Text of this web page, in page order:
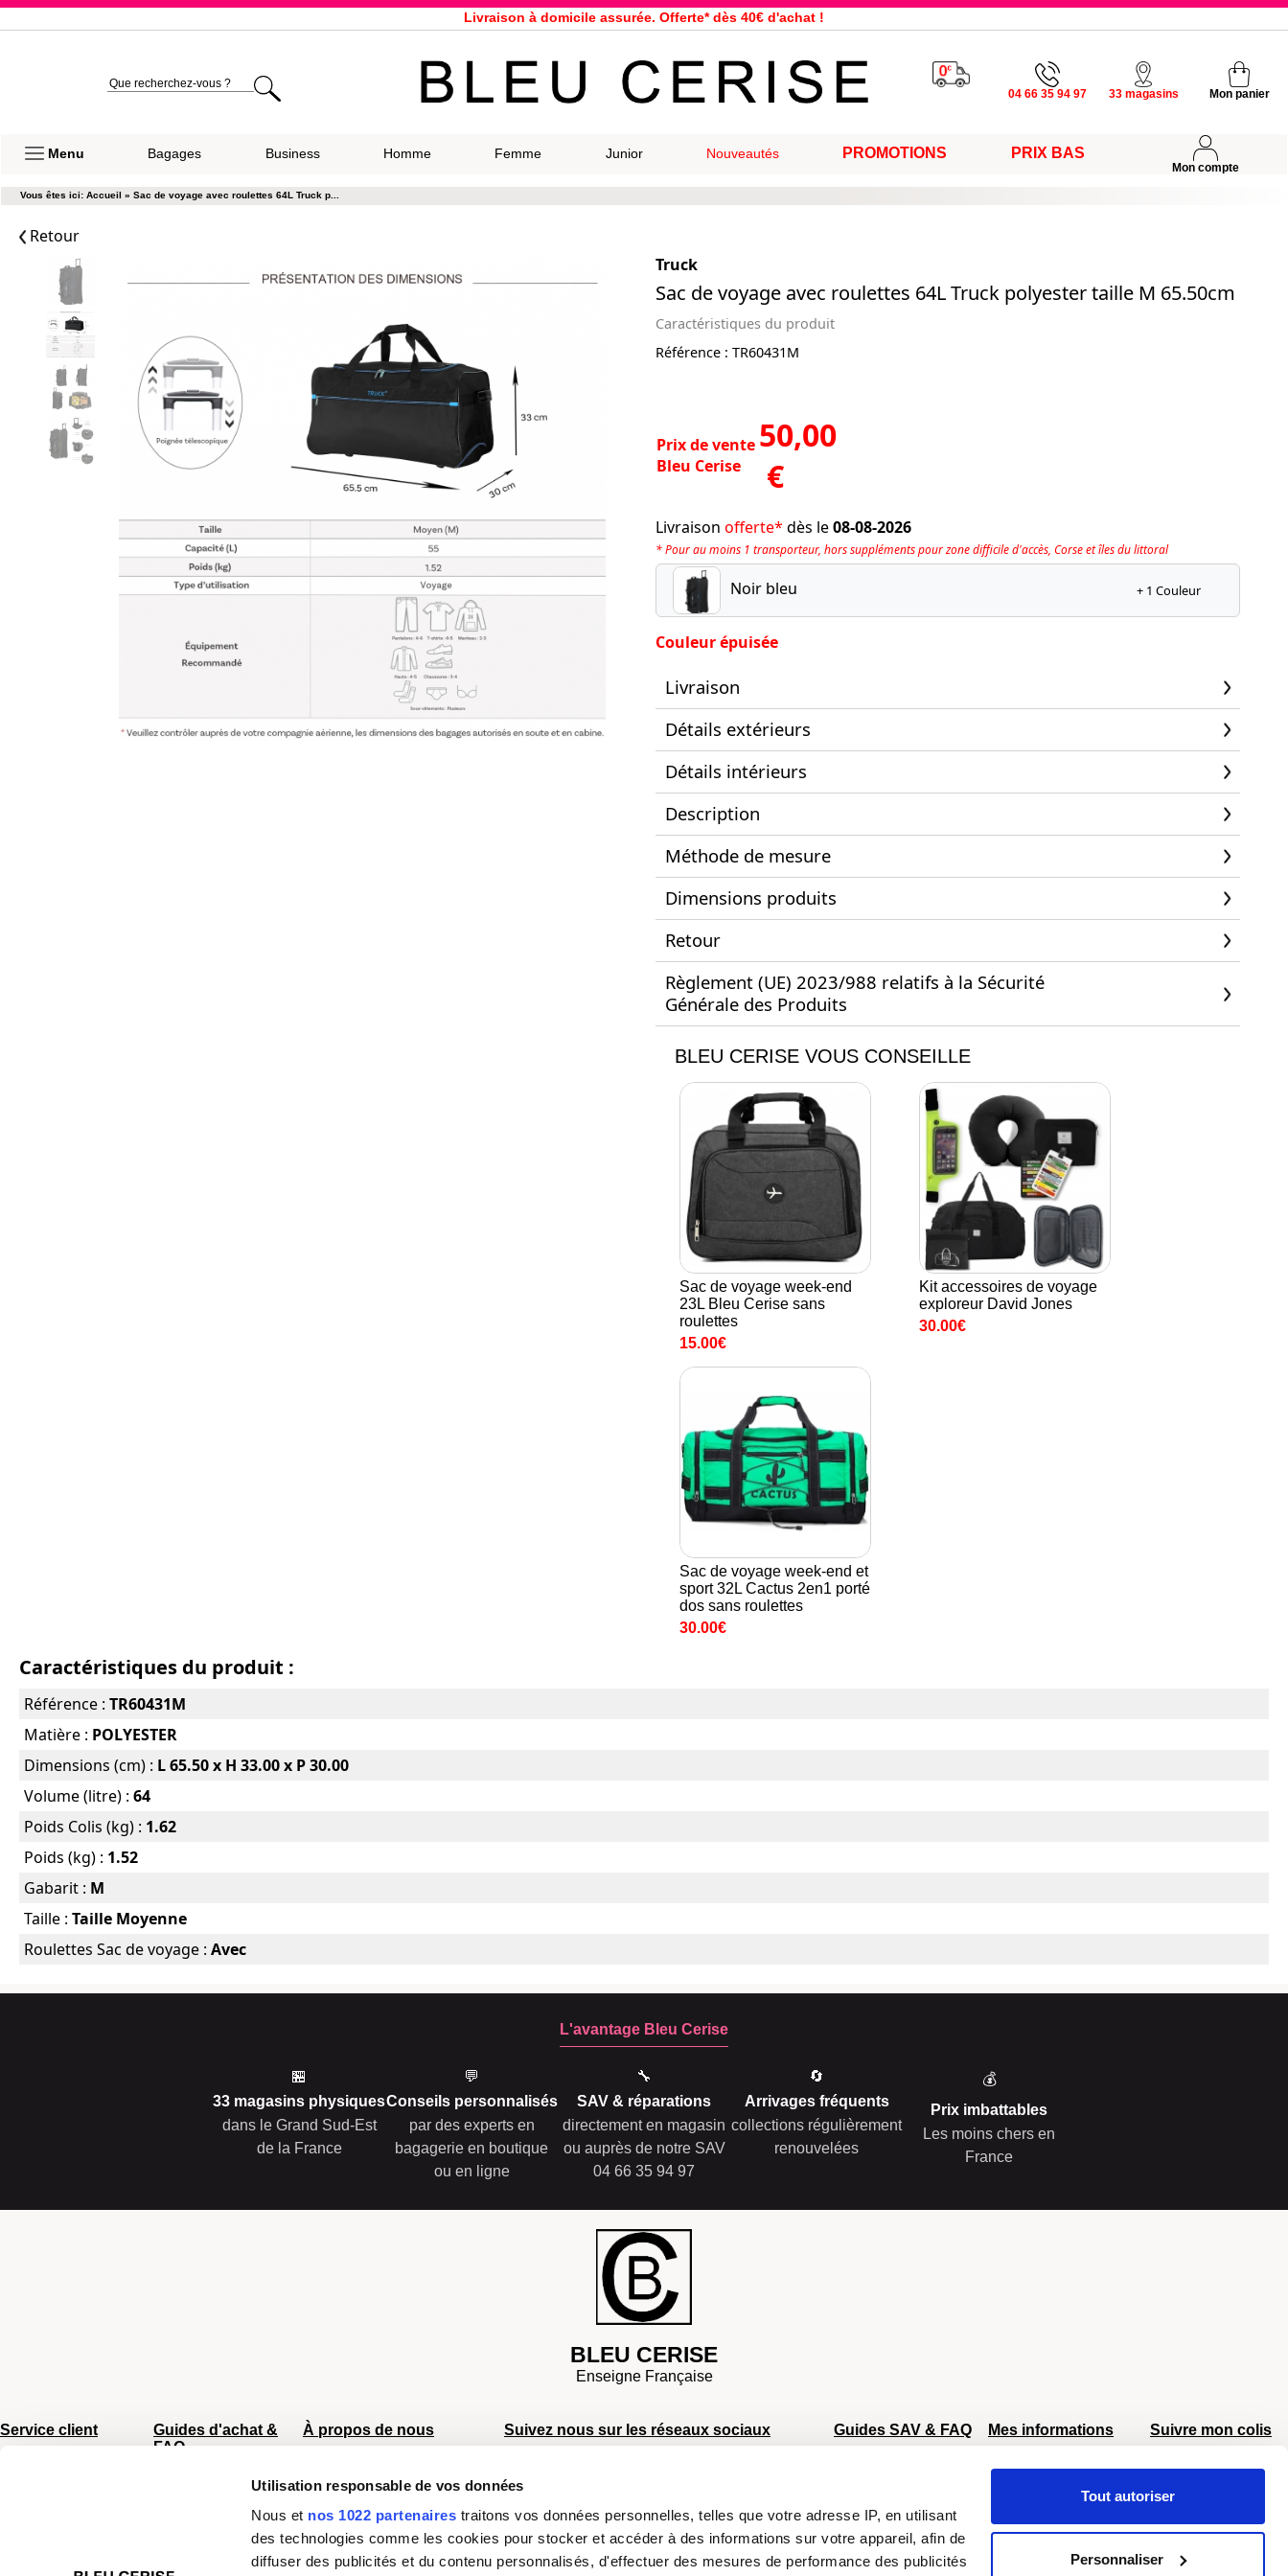
Utilisation responsable de vos données
Nous et nos 1022 partenaires traitons vos données personnelles, telles que votre adresse IP, en utilisant
des technologies comme les cookies pour stocker et accéder à des informations sur votre appareil, afin de
diffuser des publicités et du contenu personnalisés, d'effectuer des mesures de performance des publicités
Tout autoriser
Personnaliser
Livraison à domicile assurée. Offerte* dès 40€ d'achat !
Expédition le jour même pour toutes commandes passées avant 12h, du lundi au vendredi
33 magasins répartis dans la France. Un à proximité de chez vous ?
04 66 35 94 97 33 magasins Mon panier
Menu Bagages Business Homme Femme Junior Nouveautés PROMOTIONS PRIX BAS
Mon compte
Vous êtes ici: Accueil » Sac de voyage avec roulettes 64L Truck p...
Retour
Truck
Sac de voyage avec roulettes 64L Truck polyester taille M 65.50cm
Caractéristiques du produit
Référence : TR60431M
Prix de vente
Bleu Cerise
50,00
€
Livraison offerte* dès le08-08-2026
* Pour au moins 1 transporteur, hors suppléments pour zone difficile d'accès, Corse et îles du littoral
Noir bleu + 1 Couleur
Couleur épuisée
Livraison
Détails extérieurs
Détails intérieurs
Description
Méthode de mesure
Dimensions produits
Retour
Règlement (UE) 2023/988 relatifs à la Sécurité
Générale des Produits
BLEU CERISE VOUS CONSEILLE
Sac de voyage week-end
23L Bleu Cerise sans
roulettes
15.00€
Kit accessoires de voyage
exploreur David Jones
30.00€
Sac de voyage week-end et
sport 32L Cactus 2en1 porté
dos sans roulettes
30.00€
Caractéristiques du produit :
Référence : TR60431M
Matière : POLYESTER
Dimensions (cm) : L 65.50 x H 33.00 x P 30.00
Volume (litre) : 64
Poids Colis (kg) : 1.62
Poids (kg) : 1.52
Gabarit : M
Taille : Taille Moyenne
Roulettes Sac de voyage : Avec
L'avantage Bleu Cerise
🏪
33 magasins physiques
dans le Grand Sud-Est
de la France
💬
Conseils personnalisés
par des experts en
bagagerie en boutique
ou en ligne
🔧
SAV & réparations
directement en magasin
ou auprès de notre SAV
04 66 35 94 97
🔄
Arrivages fréquents
collections régulièrement
renouvelées
💰
Prix imbattables
Les moins chers en
France
BLEU CERISE
Enseigne Française
Service client
Guides d'achat &
FAQ
À propos de nous
Chiffres clés
Mentions légales
Plan du site
Paiement sécurisé
Suivez nous sur les réseaux sociaux
Facebook Instagram TikTok Youtube
Moyens de paiement
Guides SAV & FAQ
SAV Samsonite
Dégâts
aéroportuaires
Mes informations
Retour et échange
dès 40€
Suivre mon colis